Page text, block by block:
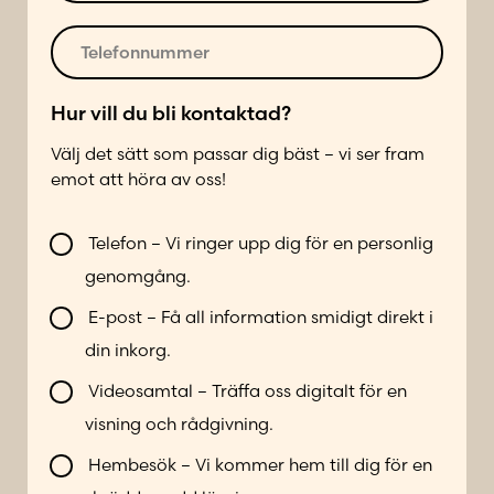
r
*
o
s
*
T
e
e
o
n
u
e
b
i
l
d
r
L
d
d
d
i
a
Hur vill du bli kontaktad?
Välj det sätt som passar dig bäst – vi ser fram
emot att höra av oss!
V
i
l
b
i
n
Telefon – Vi ringer upp dig för en personlig
genomgång.
E-post – Få all information smidigt direkt i
din inkorg.
Videosamtal – Träffa oss digitalt för en
visning och rådgivning.
Hembesök – Vi kommer hem till dig för en